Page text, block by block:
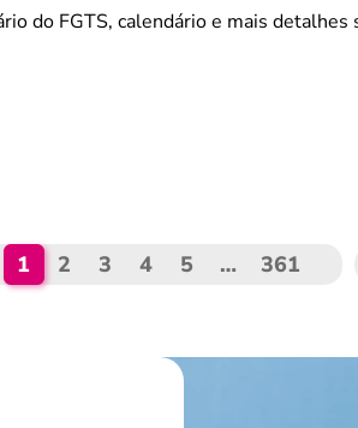
do FGTS, calendário e mais detalhes
1 2 3 4 5 … 361